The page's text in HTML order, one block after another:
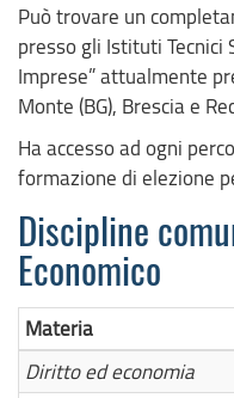
Può trovare un
presso gli Istituti Tecnici
Imprese” attualmente
Monte (BG), Brescia e
Ha accesso ad ogni
formazione di elezione
Discipline
Economico
Materia
Diritto ed economia